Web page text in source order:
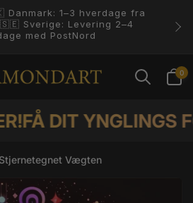
På Trustpilot.
0
varer
YNGLINGS FOTO
Stjernetegnet Vægten